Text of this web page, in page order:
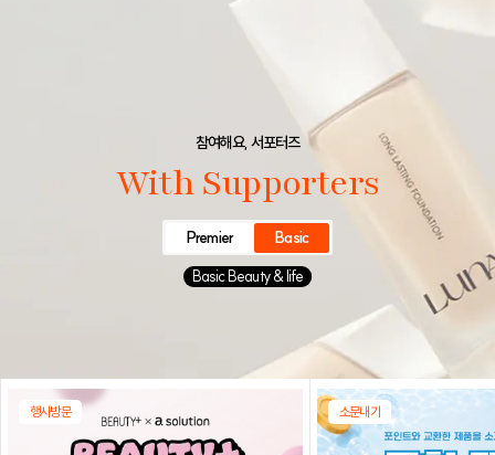
참여해요, 서포터즈
With Supporters
Premier
Basic
Basic Beauty & life
행사방문 소문내기